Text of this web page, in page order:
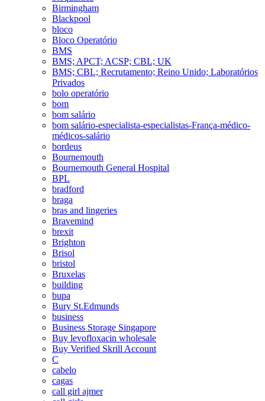
Birmingham
Blackpool
bloco
Bloco Operatório
BMS
BMS; APCT; ACSP; CBL; UK
BMS; CBL; Recrutamento; Reino Unido; Laboratórios
Privados
bolo operatório
bom
bom salário
bom salário-especialista-especialistas-França-médico-
médicos-salário
bordeus
Bournemouth
Bournemouth General Hospital
BPL
bradford
braga
bras and lingeries
Bravemind
brexit
Brighton
Brisol
bristol
Bruxelas
building
bupa
Bury St.Edmunds
business
Business Storage Singapore
Buy levofloxacin wholesale
Buy Verified Skrill Account
C
cabelo
cagas
call girl ajmer